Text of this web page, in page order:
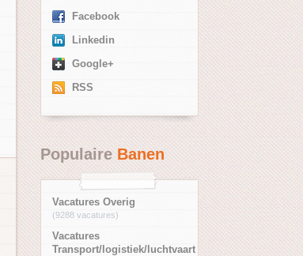
Facebook
Linkedin
Google+
RSS
PopulaireBanen
Vacatures Overig
(9288 vacatures)
Vacatures
Transport/logistiek/luchtvaart